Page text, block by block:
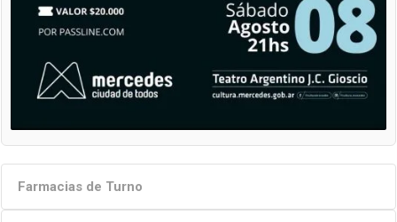
Farmacias de Turno